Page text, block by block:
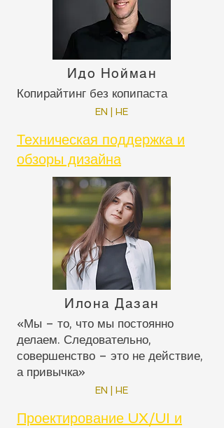
Идо Нойман
Копирайтинг без копипаста
EN | HE
Техническая поддержка и
обзоры дизайна
Илона Дазан
«Мы – то, что мы постоянно
делаем. Следовательно,
совершенство – это не действие,
а привычка»
EN | HE
Проектирование UX/UI и